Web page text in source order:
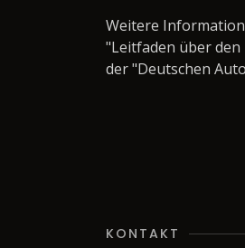
Weitere
"Leitfaden über
der "Deutschen
KONTAKT